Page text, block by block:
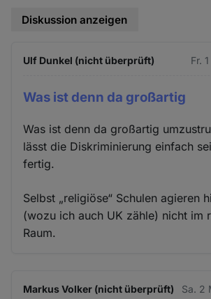
Diskussion anzeigen
Ulf Dunkel (nicht überprüft) Fr.
Was ist denn da großartig
Was ist denn da großartig
lässt die Diskriminierung einfach
fertig.
Selbst „religiöse“ Schulen agieren
(wozu ich auch UK zähle) nicht im
Raum.
Markus Volker (nicht überprüft) Sa. 2